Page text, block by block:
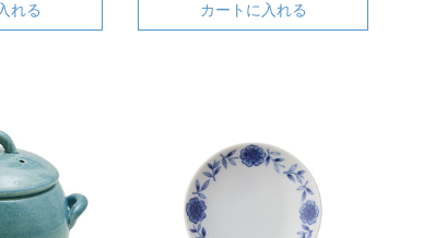
れる カートに入れる